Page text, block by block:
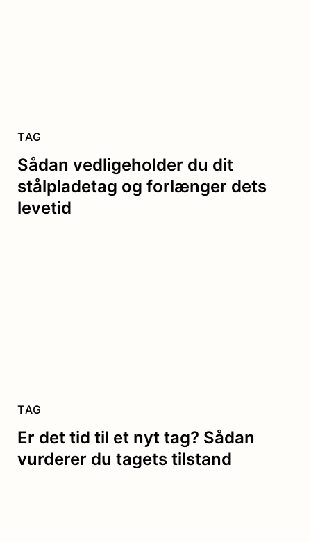
Sådan vedligeholder du dit
stålpladetag og forlænger dets
levetid
TAG
Er det tid til et nyt tag? Sådan
vurderer du tagets tilstand
TAG